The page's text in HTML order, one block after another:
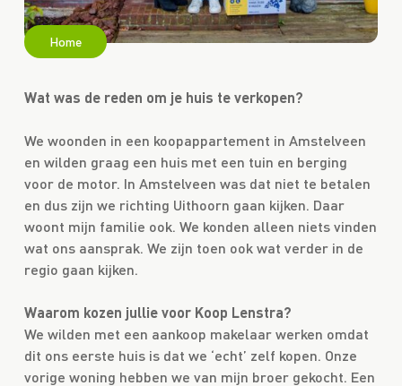
Home
Wat was de reden om je huis te verkopen?
We woonden in een koopappartement in Amstelveen
en wilden graag een huis met een tuin en berging
voor de motor. In Amstelveen was dat niet te betalen
en dus zijn we richting Uithoorn gaan kijken. Daar
woont mijn familie ook. We konden alleen niets vinden
wat ons aansprak. We zijn toen ook wat verder in de
regio gaan kijken.
Waarom kozen jullie voor Koop Lenstra?
We wilden met een aankoop makelaar werken omdat
dit ons eerste huis is dat we ‘echt’ zelf kopen. Onze
vorige woning hebben we van mijn broer gekocht. Een